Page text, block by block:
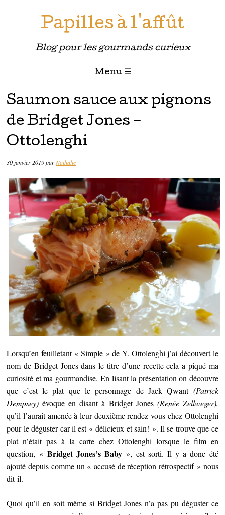
Papilles à l'affût
Blog pour les gourmands curieux
Menu ☰
Passer directement au contenu
Saumon sauce aux pignons
de Bridget Jones –
Ottolenghi
30 janvier 2019parNathalie
Lorsqu’en feuilletant « Simple » de Y. Ottolenghi j’ai découvert le
nom de Bridget Jones dans le titre d’une recette cela a piqué ma
curiosité et ma gourmandise.En lisant la présentation on découvre
que c’est le plat que le personnage de Jack Qwant (Patrick
Dempsey) évoque en disant à Bridget Jones (Renée Zellweger),
qu’il l’aurait amenée à leur deuxième rendez-vous chez Ottolenghi
pour le déguster car il est « délicieux et sain! ». Il se trouve que ce
plat n’était pas à la carte chez Ottolenghi lorsque le film en
question, « Bridget Jones’s Baby », est sorti. Il y a donc été
ajouté depuis comme un « accusé de réception rétrospectif » nous
dit-il.
Quoi qu’il en soit même si Bridget Jones n’a pas pu déguster ce